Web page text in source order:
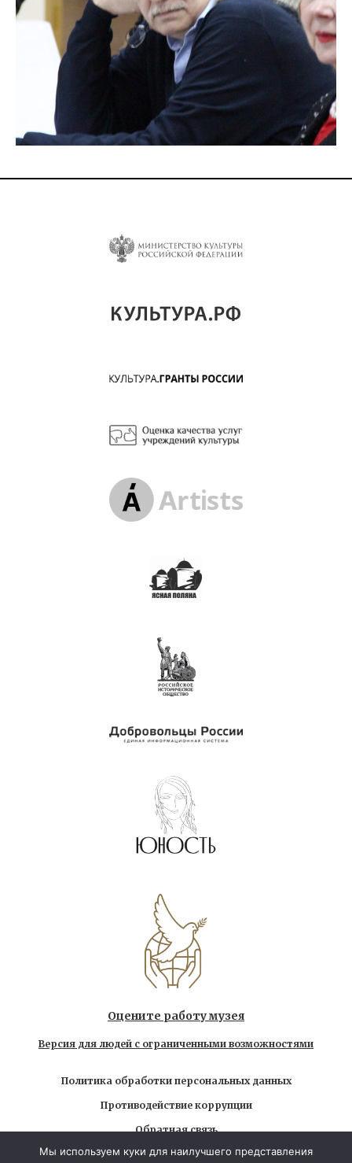
Оцените работу музея
Версия для людей с ограниченными возможностями
Политика обработки персональных данных
Противодействие коррупции
Обратная связь
Использование любых находящихся на сайте
Мы используем куки для наилучшего представления